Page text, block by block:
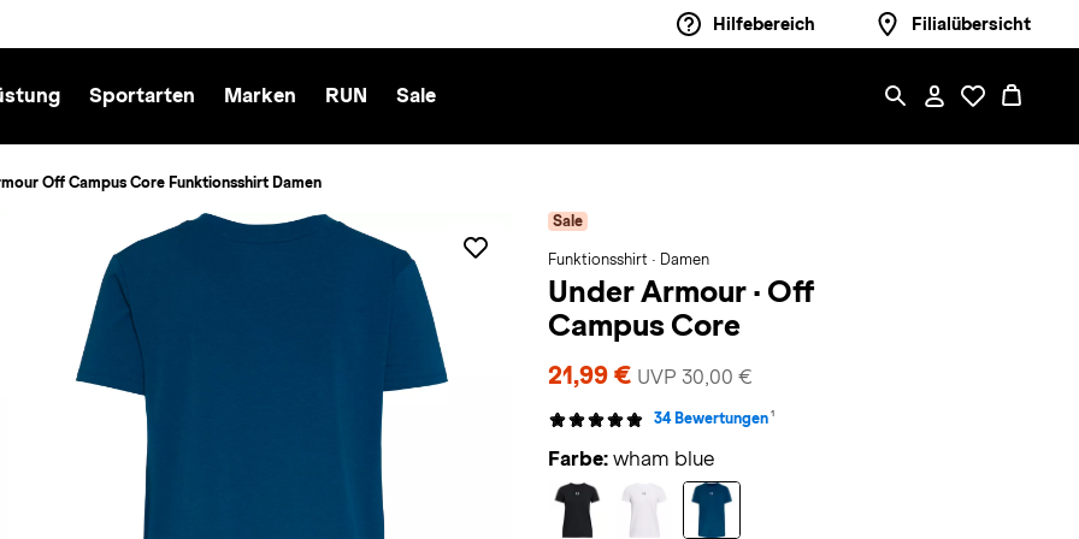
Hilfebereich Filialübersicht
Sportarten Marken RUN Sale
Off Campus Core Funktionsshirt Damen
Sale
Funktionsshirt · Damen
Under Armour · Off
Campus Core
21,99 € UVP 30,00 €
34 Bewertungen 1
Farbe: wham blue